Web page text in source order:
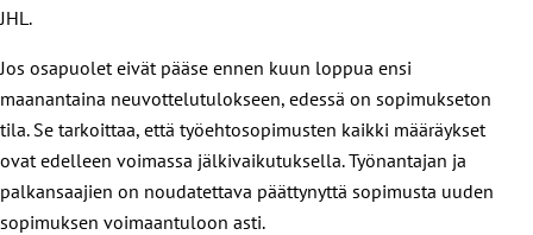
JHL.
Jos osapuolet eivät pääse ennen kuun loppua ensi
maanantaina neuvottelutulokseen, edessä on sopimukseton
tila. Se tarkoittaa, että työehtosopimusten kaikki määräykset
ovat edelleen voimassa jälkivaikutuksella. Työnantajan ja
palkansaajien on noudatettava päättynyttä sopimusta uuden
sopimuksen voimaantuloon asti.